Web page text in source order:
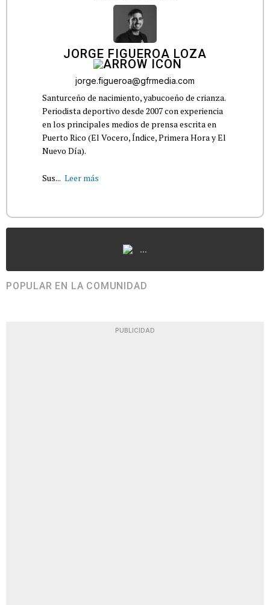
JORGE FIGUEROA LOZA
jorge.figueroa@gfrmedia.com
Santurceño de nacimiento, yabucoeño de crianza.
Periodista deportivo desde 2007 con experiencia
en los principales medios de prensa escrita en
Puerto Rico (El Vocero, Índice, Primera Hora y El
Nuevo Día).
Sus... Leer más
...
POPULAR EN LA COMUNIDAD
PUBLICIDAD